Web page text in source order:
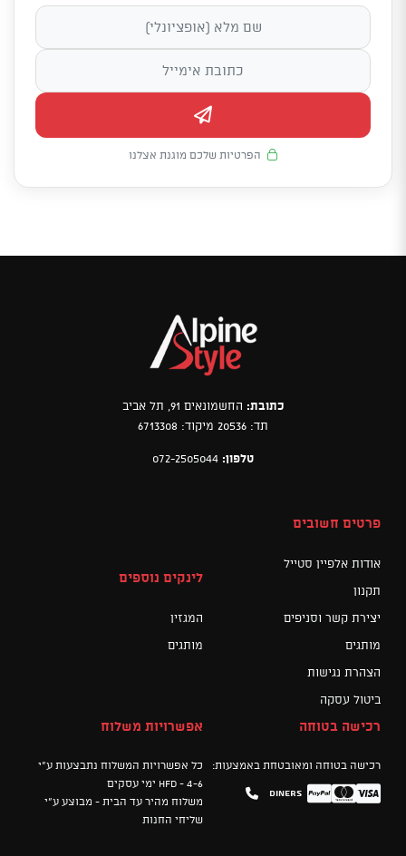
הפרטיות שלכם מוגנת אצלנו
כתובת: החשמונאים 91, תל אביב
תד: 20536 מיקוד: 6713308
טלפון: 072-2505044
פרטים חשובים
אודות אלפיין סטייל
תקנון
יצירת קשר וסניפים
מותגים
הצהרת נגישות
ביטול עסקה
לינקים נוספים
המגזין
מותגים
רכישה בטוחה
רכישה בטוחה ומאובטחת באמצעות:
Visa
Mastercard
PayPal
Diners
אפשרויות משלוח
כל אפשרויות המשלוח נתבצעות ע"י
HFD - 4-6 ימי עסקים
משלוח מהיר עד הבית - מבוצע ע"י
שליחי החנות